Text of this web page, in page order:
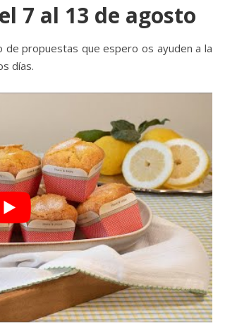
7 al 13 de agosto
de propuestas que espero os ayuden a la
días.